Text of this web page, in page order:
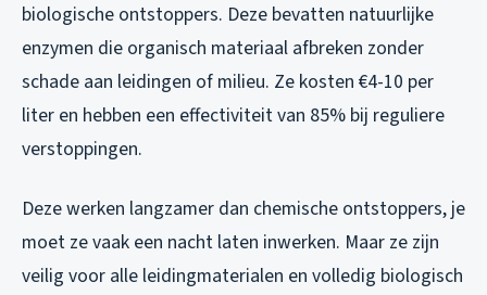
biologische ontstoppers. Deze bevatten natuurlijke
enzymen die organisch materiaal afbreken zonder
schade aan leidingen of milieu. Ze kosten €4-10 per
liter en hebben een effectiviteit van 85% bij reguliere
verstoppingen.
Deze werken langzamer dan chemische ontstoppers, je
moet ze vaak een nacht laten inwerken. Maar ze zijn
veilig voor alle leidingmaterialen en volledig biologisch